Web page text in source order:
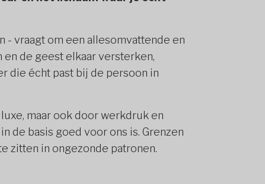
- vraagt om een allesomvattende en
de geest elkaar versterken,
die écht past bij de persoon in
maar ook door werkdruk en
de basis goed voor ons is. Grenzen
zitten in ongezonde patronen.